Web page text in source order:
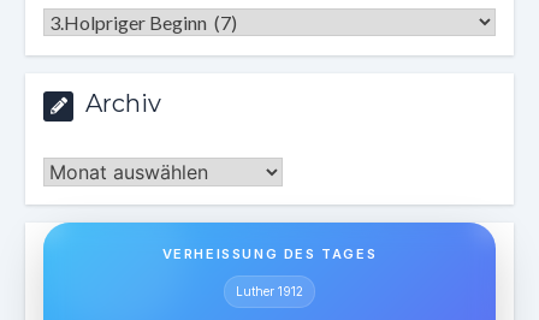
Kategorien
Archiv
Archiv
VERHEISSUNG DES TAGES
Luther 1912